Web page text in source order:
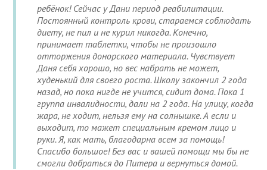
ребёнок! Сейчас у Дани период реабилитации.
Постоянный контроль крови, стараемся соблюдать
диету, не пил и не курил никогда. Конечно,
принимает таблетки, чтобы не произошло
отторжения донорского материала. Чувствует
Даня себя хорошо, но вес набрать не может,
худенький для своего роста. Школу закончил 2 года
назад, но пока нигде не учится, сидит дома. Пока 1
группа инвалидности, дали на 2 года. На улицу, когда
жара, не ходит, нельзя ему на солнышке. А если и
выходит, то мажет специальным кремом лицо и
руки. Я, как мать, благодарна всем за помощь!
Спасибо большое! Без вас и вашей помощи мы бы не
смогли добраться до Питера и вернуться домой.